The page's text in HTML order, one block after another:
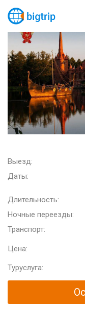
Выезд:
Даты:
Длительность:
Ночные переезды:
Транспорт:
Цена:
Туруслуга: